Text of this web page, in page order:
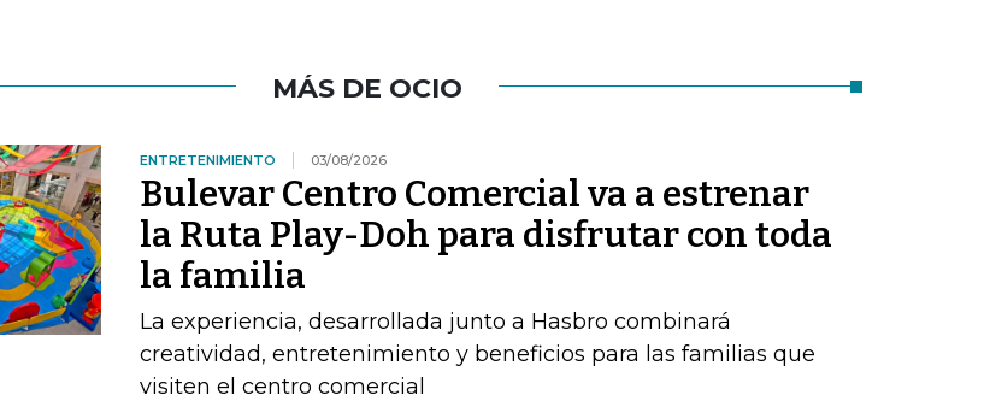
MÁS DE OCIO
ENTRETENIMIENTO 03/08/2026
Bulevar Centro Comercial va a estrenar
la Ruta Play-Doh para disfrutar con toda
la familia
La experiencia, desarrollada junto a Hasbro combinará
creatividad, entretenimiento y beneficios para las familias que
visiten el centro comercial